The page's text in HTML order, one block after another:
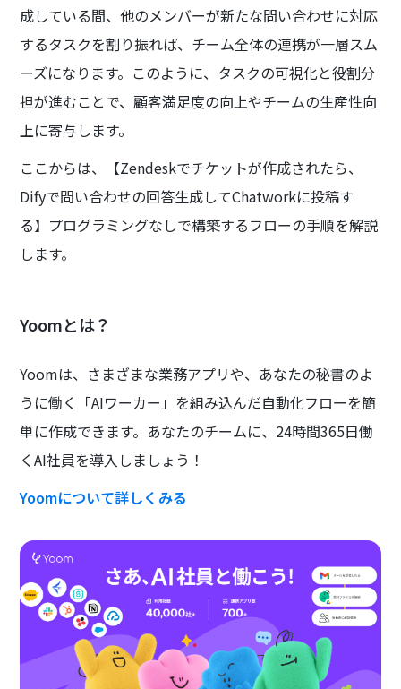
成している間、他のメンバーが新たな問い合わせに対応
するタスクを割り振れば、チーム全体の連携が一層スム
ーズになります。このように、タスクの可視化と役割分
担が進むことで、顧客満足度の向上やチームの生産性向
上に寄与します。
ここからは、【Zendeskでチケットが作成されたら、
Difyで問い合わせの回答生成してChatworkに投稿す
る】プログラミングなしで構築するフローの手順を解説
します。
Yoomとは？
Yoomは、さまざまな業務アプリや、あなたの秘書のよ
うに働く「AIワーカー」を組み込んだ自動化フローを簡
単に作成できます。あなたのチームに、24時間365日働
くAI社員を導入しましょう！
Yoomについて詳しくみる